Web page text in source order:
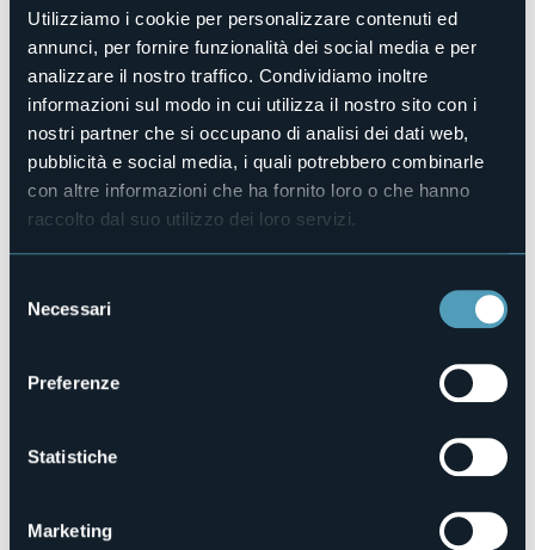
Utilizziamo i cookie per personalizzare contenuti ed
annunci, per fornire funzionalità dei social media e per
analizzare il nostro traffico. Condividiamo inoltre
informazioni sul modo in cui utilizza il nostro sito con i
nostri partner che si occupano di analisi dei dati web,
pubblicità e social media, i quali potrebbero combinarle
con altre informazioni che ha fornito loro o che hanno
raccolto dal suo utilizzo dei loro servizi.
delNecessari
Preferenze
Statistiche
Marketing
Telefono
+39 0324 44652
Sito web
Cielo sereno 19,3°
Alpe Lusentino
Apri mappa